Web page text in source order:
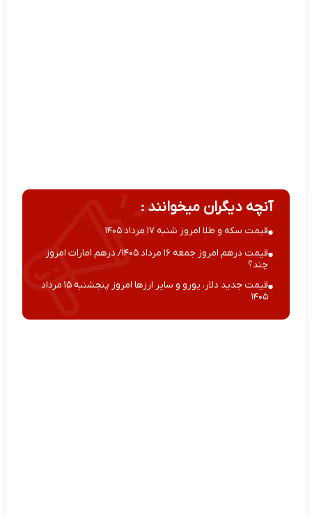
آنچه دیگران میخوانند :
قیمت سکه و طلا امروز شنبه ۱۷ مرداد ۱۴۰۵
قیمت درهم امروز جمعه ۱۶ مرداد ۱۴۰۵/ درهم امارات امروز
چند؟
قیمت جدید دلار، یورو و سایر ارزها امروز پنجشنبه ۱۵ مرداد
۱۴۰۵